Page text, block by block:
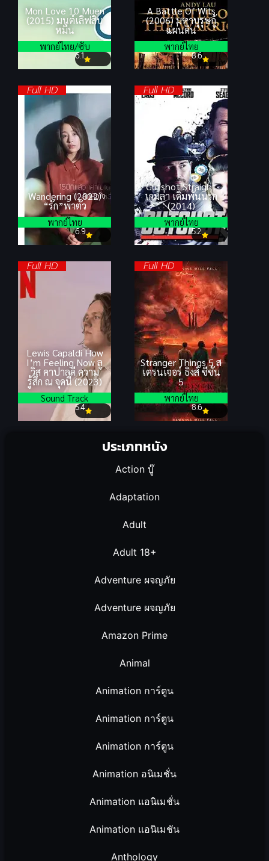
ประเภทหนัง
Action บู๊
Adaptation
Adult
Adult 18+
Adventure ผจญภัย
Adventure ผจญภัย
Amazon Prime
Animal
Animation การ์ตูน
Animation การ์ตูน
Animation การ์ตูน
Animation อนิเมชั่น
Animation แอนิเมชั่น
Animation แอนิเมชัน
Anthology
Mon Love 10 Muen
(2015) มนต์เลิฟสิบ
หมื่น
6.1
พากย์ไทย/ซับ
A Battle Of Wits
(2006) มหาบุรุษกู้
แผ่นดิน
8.6
พากย์ไทย
Full HD
Wandering (2022)
“รัก”พาตัว
6.9
พากย์ไทย
Full HD
Gutshot Straight
เกมล่า เดิมพันนรก
(2014)
5.2
พากย์ไทย
Full HD
Lewis Capaldi How
I’m Feeling Now ลู
วิส คาปาลดี ความ
รู้สึก ณ จุดนี้ (2023)
5.4
Sound Track
Full HD
Stranger Things 5 ส
เตรนเจอร์ ธิงส์ ซีซั่น
5
8.6
พากย์ไทย